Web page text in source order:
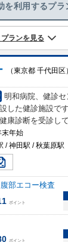
を利用するプラ
プランを見る
（東京都 千代田区）
明和病院、健診セ
した健診施設で
康診断を受診して
末年始
/ 神田駅 / 秋葉原駅
部エコー検査
ポイント
ポイント